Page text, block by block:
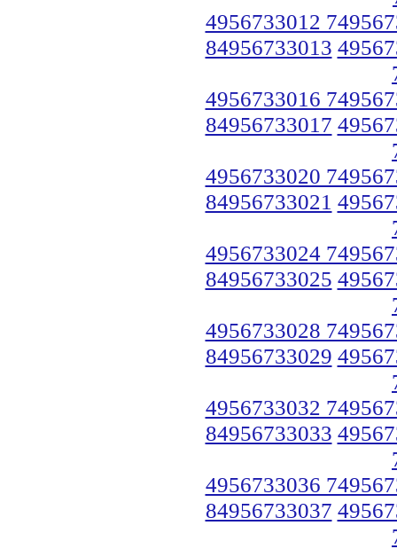
4956733012
84956733013
4956733016
84956733017
4956733020
84956733021
4956733024
84956733025
4956733028
84956733029
4956733032
84956733033
4956733036
84956733037